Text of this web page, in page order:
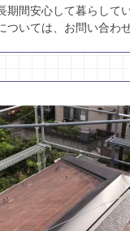
期間安心して暮らして
いては、お問い合わせ